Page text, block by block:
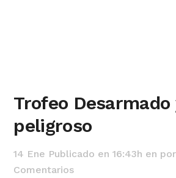
Trofeo Desarmado
peligroso
14 Ene Publicado en 16:43h en por
Comentarios